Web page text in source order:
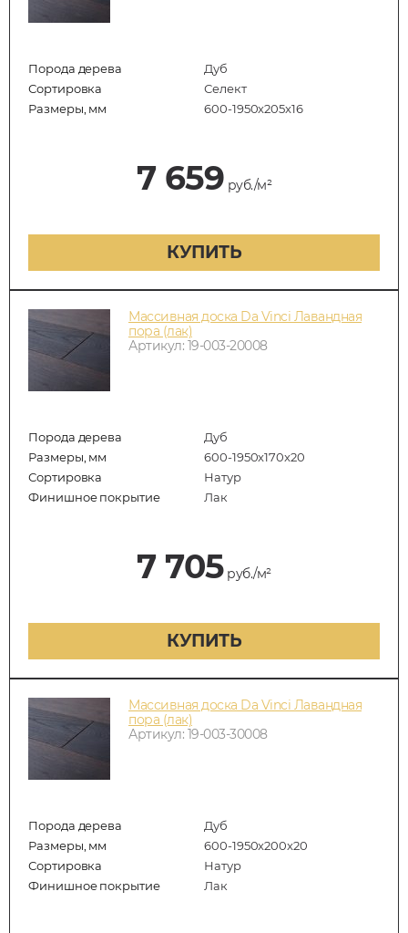
Порода дерева
Дуб
Сортировка
Селект
Размеры, мм
600-1950x205x16
7 659 руб./м²
КУПИТЬ
Массивная доска Da Vinci Лавандная
пора (лак)
Артикул: 19-003-20008
Порода дерева
Дуб
Размеры, мм
600-1950x170x20
Сортировка
Натур
Финишное покрытие
Лак
7 705руб./м²
КУПИТЬ
Массивная доска Da Vinci Лавандная
пора (лак)
Артикул: 19-003-30008
Порода дерева
Дуб
Размеры, мм
600-1950x200x20
Сортировка
Натур
Финишное покрытие
Лак